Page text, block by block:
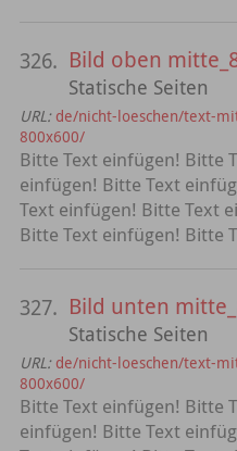
326. Bild oben
Statische Seiten
URL: de/nicht-loeschen/text-
800x600/
Bitte Text einfügen! Bitte
einfügen! Bitte Text
Text einfügen! Bitte Text
Bitte Text einfügen! Bitte
327. Bild unten
Statische Seiten
URL: de/nicht-loeschen/text-
800x600/
Bitte Text einfügen! Bitte
einfügen! Bitte Text